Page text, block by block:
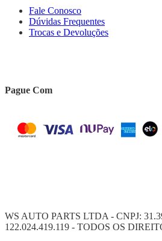
Fale Conosco
Dúvidas Frequentes
Trocas e Devoluções
Pague Com
WS AUTO PARTS LTDA - CNPJ:
122.024.419.119 - TODOS OS